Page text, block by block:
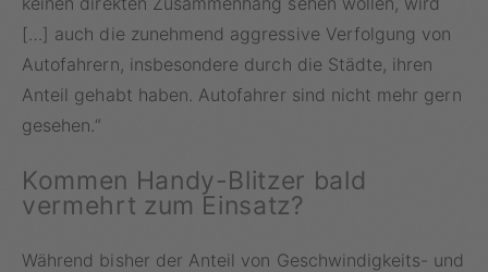
[…] auch die zunehmend aggressive Verfolgung von
Autofahrern, insbesondere durch die Städte, ihren
Anteil gehabt haben. Autofahrer sind nicht mehr gern
gesehen.“
Kommen Handy-Blitzer bald
vermehrt zum Einsatz?
Während bisher der Anteil von Geschwindigkeits- und